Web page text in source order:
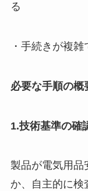
る
・手続きが複
必要な手順の概
1.技術基準の確
製品が電気用品
か、自主的に検